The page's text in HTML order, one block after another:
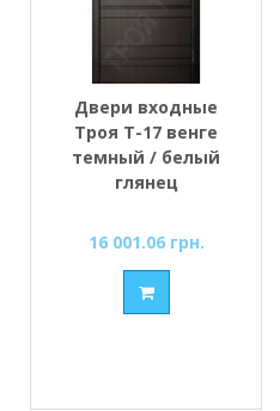
Двери входные
Троя Т-17 венге
темный / белый
глянец
16 001.06 грн.